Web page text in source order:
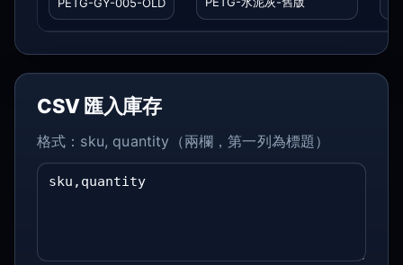
CSV 匯入庫存
格式：sku, quantity（兩欄，第一列為標題）